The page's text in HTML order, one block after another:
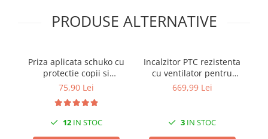
PRODUSE ALTERNATIVE
Priza aplicata schuko cu
protectie copii si
siguranta 1P C 16A
50/60Hz
75,90 Lei
12IN STOC
Incalzitor PTC rezistenta
cu ventilator pentru
tablouri electrice 250W
669,99 Lei
3 IN STOC